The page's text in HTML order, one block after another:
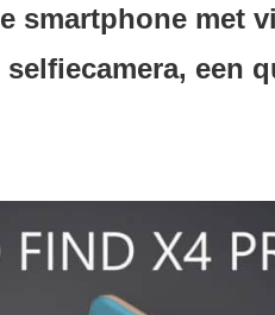
smartphone met
een